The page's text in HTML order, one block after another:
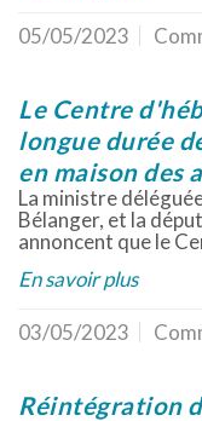
05/05/2023
Le Centre
longue durée
en maison des
La ministre
Bélanger, et la
annoncent que le
En savoir plus
03/05/2023
Réintégration